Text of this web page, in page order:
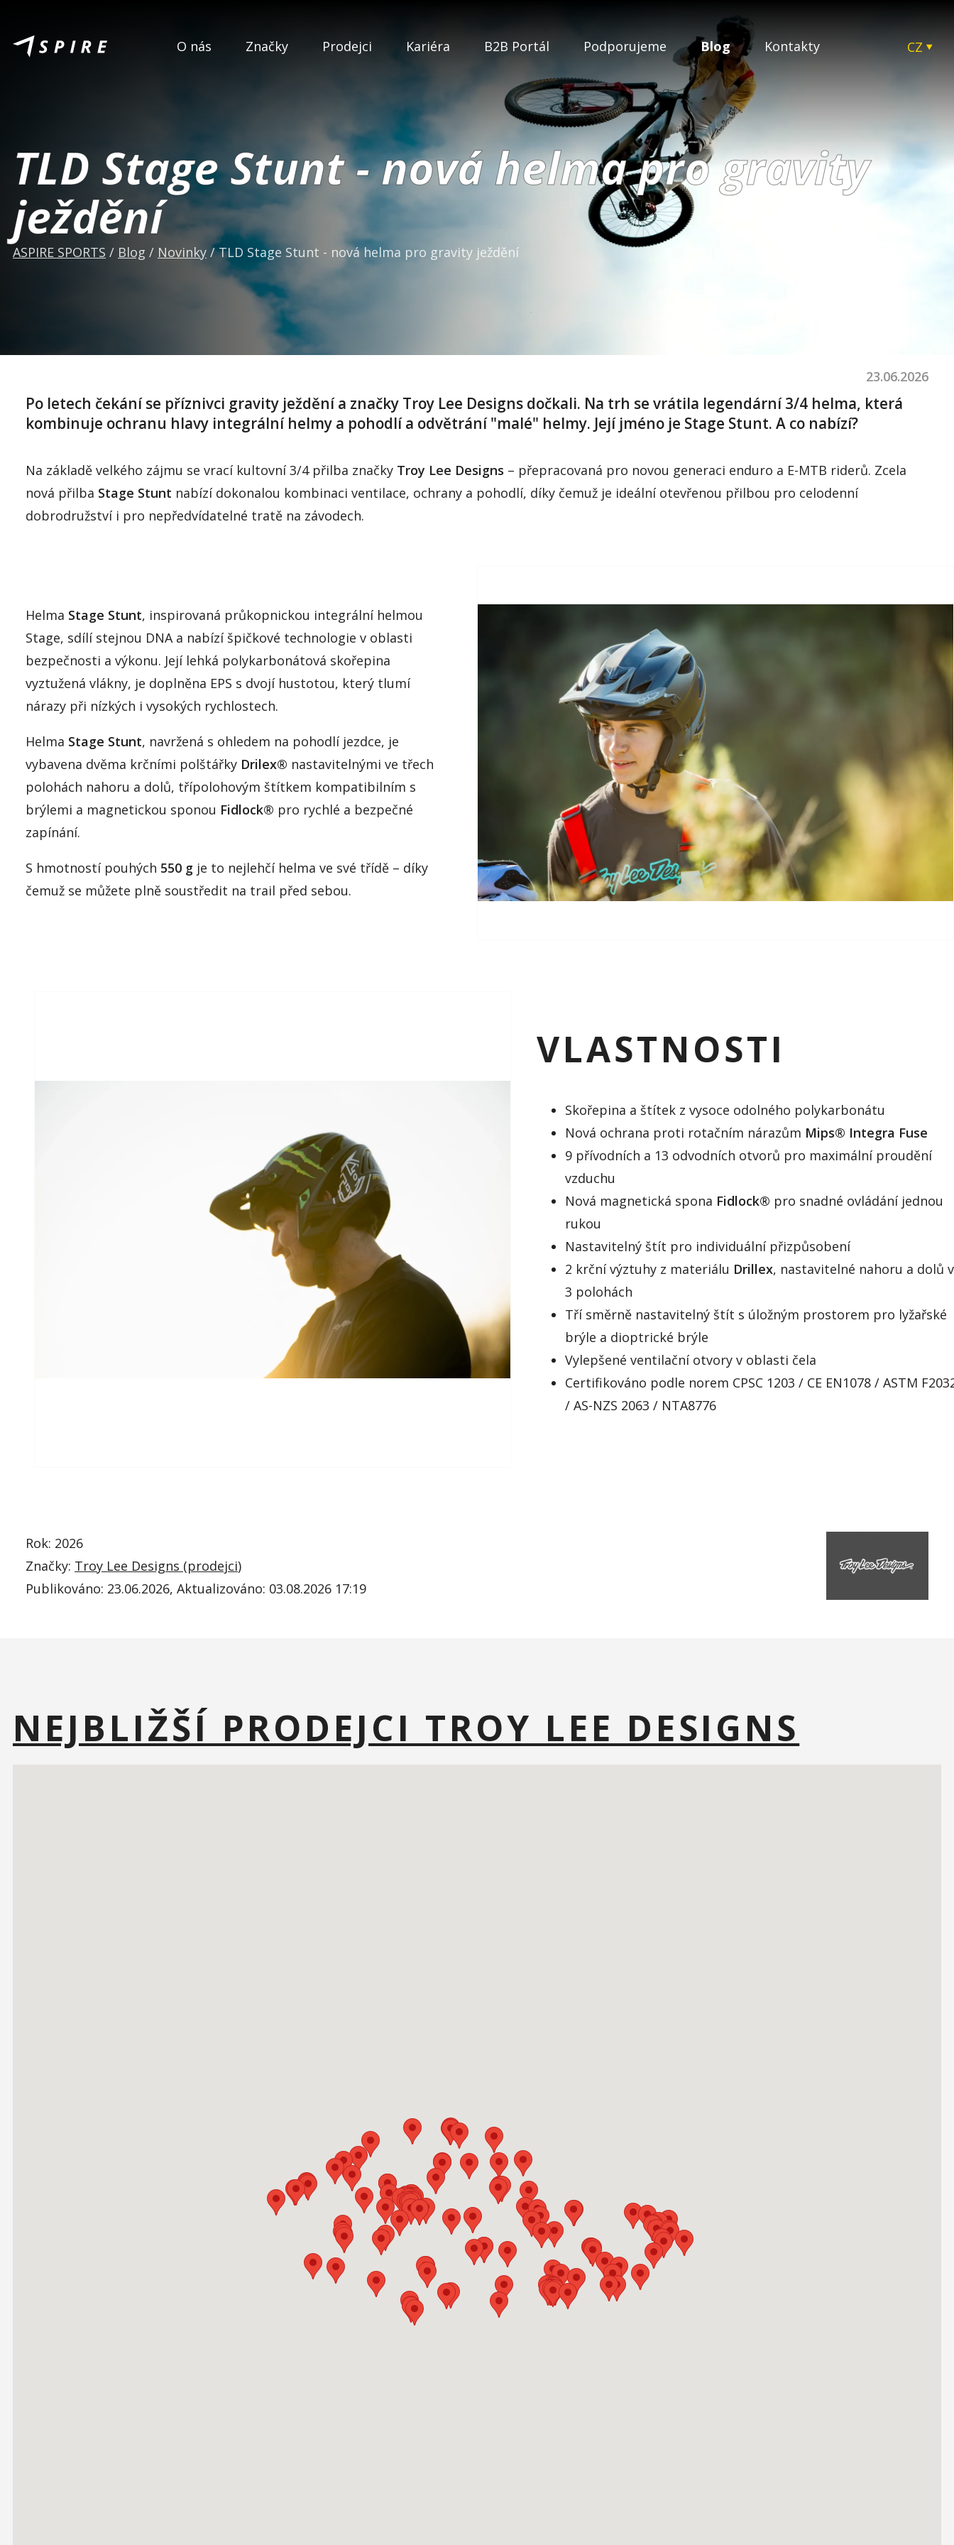
O nás Značky Prodejci Kariéra B2B Portál Podporujeme Blog Kontakty
CZ
TLD Stage Stunt - nová helma pro gravity
ježdění
ASPIRE SPORTS / Blog / Novinky / TLD Stage Stunt - nová helma pro gravity ježdění
23.06.2026
Po letech čekání se příznivci gravity ježdění a značky Troy Lee Designs dočkali. Na trh se vrátila legendární 3/4 helma, která
kombinuje ochranu hlavy integrální helmy a pohodlí a odvětrání "malé" helmy. Její jméno je Stage Stunt. A co nabízí?
Na základě velkého zájmu se vrací kultovní 3/4 přilba značky Troy Lee Designs – přepracovaná pro novou generaci enduro a E-MTB riderů. Zcela
nová přilba Stage Stunt nabízí dokonalou kombinaci ventilace, ochrany a pohodlí, díky čemuž je ideální otevřenou přilbou pro celodenní
dobrodružství i pro nepředvídatelné tratě na závodech.
Helma Stage Stunt, inspirovaná průkopnickou integrální helmou
Stage, sdílí stejnou DNA a nabízí špičkové technologie v oblasti
bezpečnosti a výkonu. Její lehká polykarbonátová skořepina
vyztužená vlákny, je doplněna EPS s dvojí hustotou, který tlumí
nárazy při nízkých i vysokých rychlostech.
Helma Stage Stunt, navržená s ohledem na pohodlí jezdce, je
vybavena dvěma krčními polštářky Drilex® nastavitelnými ve třech
polohách nahoru a dolů, třípolohovým štítkem kompatibilním s
brýlemi a magnetickou sponou Fidlock® pro rychlé a bezpečné
zapínání.
S hmotností pouhých 550 g je to nejlehčí helma ve své třídě – díky
čemuž se můžete plně soustředit na trail před sebou.
VLASTNOSTI
Skořepina a štítek z vysoce odolného polykarbonátu
Nová ochrana proti rotačním nárazům Mips® Integra Fuse
9 přívodních a 13 odvodních otvorů pro maximální proudění
vzduchu
Nová magnetická spona Fidlock® pro snadné ovládání jednou
rukou
Nastavitelný štít pro individuální přizpůsobení
2 krční výztuhy z materiálu Drillex, nastavitelné nahoru a dolů
3 polohách
Tří směrně nastavitelný štít s úložným prostorem pro lyžařské
brýle a dioptrické brýle
Vylepšené ventilační otvory v oblasti čela
Certifikováno podle norem CPSC 1203 / CE EN1078 / ASTM
/ AS-NZS 2063 / NTA8776
Rok: 2026
Značky: Troy Lee Designs (prodejci)
Publikováno: 23.06.2026, Aktualizováno: 03.08.2026 17:19
NEJBLIŽŠÍ PRODEJCI TROY LEE DESIGNS